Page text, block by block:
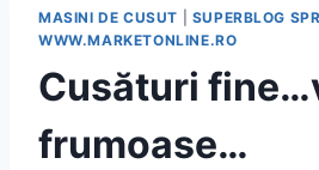
MASINI DE CUSUT SUPERBLOG
WWW.MARKETONLINE.RO
Cusături
frumoase…